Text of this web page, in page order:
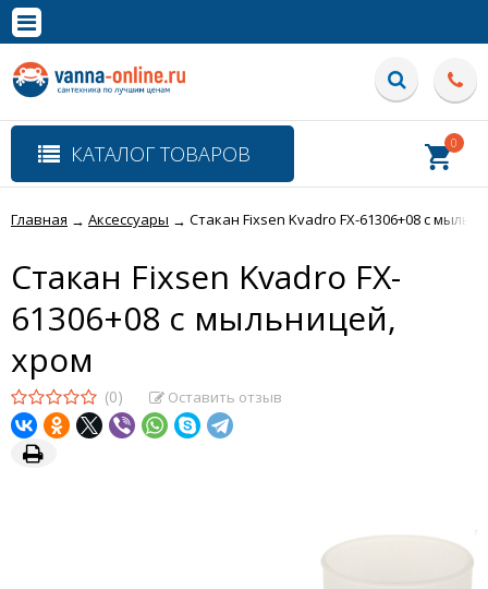
Полная версия сайта
КАТАЛОГ ТОВАРОВ 0
Главная → Аксессуары → Стакан Fixsen Kvadro FX-61306+08 с
Стакан Fixsen Kvadro FX-
61306+08 с мыльницей,
хром
(0) Оставить отзыв